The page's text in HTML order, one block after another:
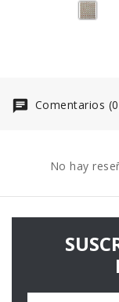
Comentarios
No hay